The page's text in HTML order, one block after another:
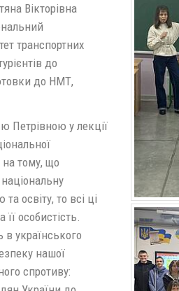
Вікторівна
транспортних
до
до НМТ,
Петрівною у лекції
на тому, що
освіту, то всі ці
особистість.
українського
нашої
спротиву: